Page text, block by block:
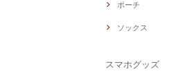
ポーチ
ソックス
スマホグッズ